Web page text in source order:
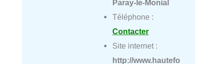
Paray-le-Monial
Téléphone :
Contacter
Site internet :
http://www.hautefo